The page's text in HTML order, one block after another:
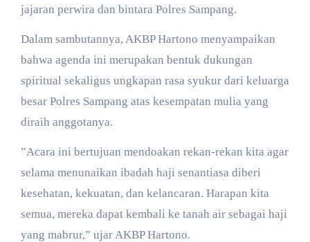
jajaran perwira dan bintara Polres Sampang.
​Dalam sambutannya, AKBP Hartono menyampaikan
bahwa agenda ini merupakan bentuk dukungan
spiritual sekaligus ungkapan rasa syukur dari keluarga
besar Polres Sampang atas kesempatan mulia yang
diraih anggotanya.
​”Acara ini bertujuan mendoakan rekan-rekan kita agar
selama menunaikan ibadah haji senantiasa diberi
kesehatan, kekuatan, dan kelancaran. Harapan kita
semua, mereka dapat kembali ke tanah air sebagai haji
yang mabrur,” ujar AKBP Hartono.